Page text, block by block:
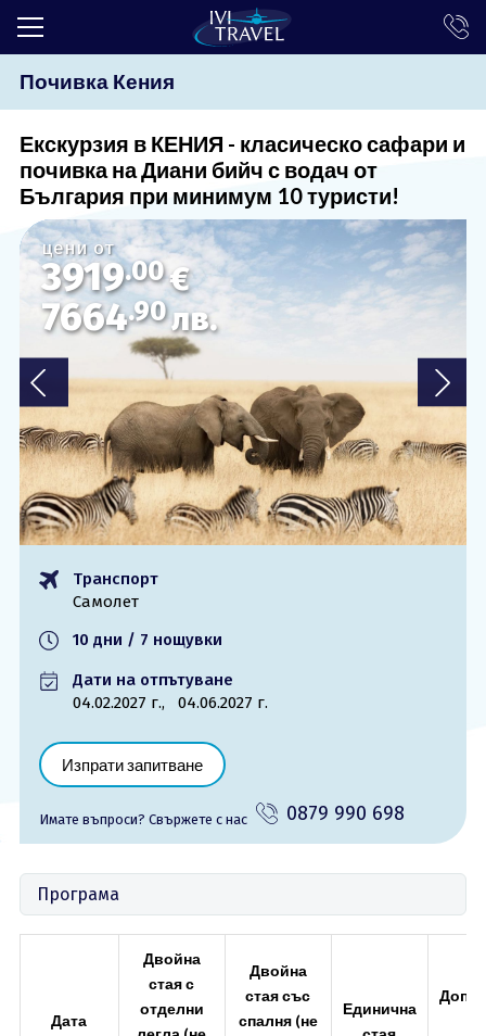
ТОП ОФЕРТИ
ЕКСКУРЗИИ
ЕКЗОТИКА
КРУИЗИ
LAST MINUTE
ПРАЗНИЦИ
ИНТЕРЕСНО
ТРАНСФЕРИ
ОЩЕ
Банкова сметка
поверителност
0879 990 698
Почивка Кения
Екскурзия в КЕНИЯ - класическо сафари и
почивка на Диани бийч с водач от
България при минимум 10 туристи!
цени от
3919.00€
7664.90лв.
Транспорт
Самолет
10 дни / 7 нощувки
Дати на отпътуване
04.02.2027 г., 04.06.2027 г.
Изпрати запитване
Имате въпроси? Cвържете с нас 0879 990 698
Програма
Дата
Двойна
стая с
отделни
Двойна
стая със
спалня (не
Единична